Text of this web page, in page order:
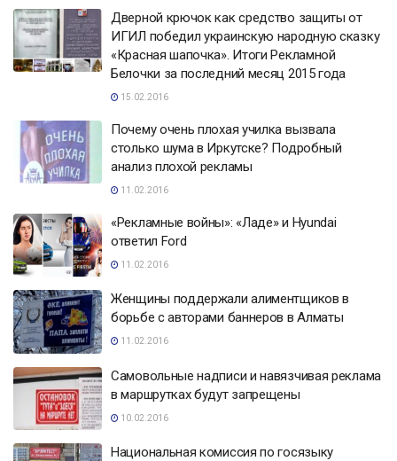
Дверной крючок как средство защиты от
ИГИЛ победил украинскую народную сказку
«Красная шапочка». Итоги Рекламной
Белочки за последний месяц 2015 года
15.02.2016
Почему очень плохая училка вызвала
столько шума в Иркутске? Подробный
анализ плохой рекламы
11.02.2016
«Рекламные войны»: «Ладе» и Hyundai
ответил Ford
11.02.2016
Женщины поддержали алиментщиков в
борьбе с авторами баннеров в Алматы
11.02.2016
Самовольные надписи и навязчивая реклама
в маршрутках будут запрещены
10.02.2016
Национальная комиссия по госязыку